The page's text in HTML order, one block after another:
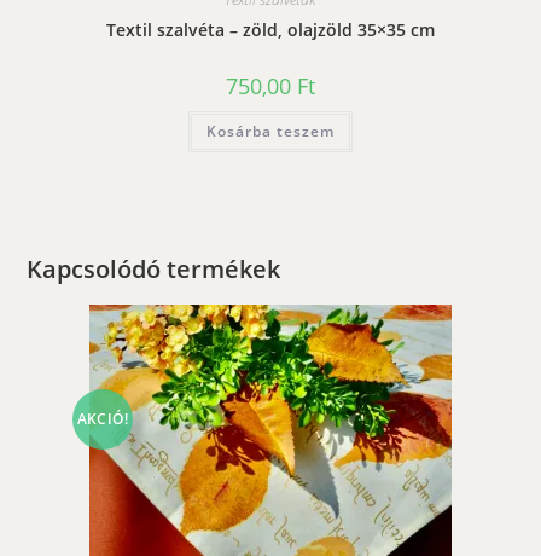
Textil szalvéta – zöld, olajzöld 35×35 cm
750,00 Ft
Kosárba teszem
Kapcsolódó termékek
AKCIÓ!